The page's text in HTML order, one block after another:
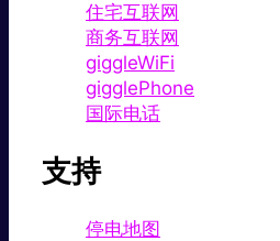
住宅互联网
商务互联网
giggleWiFi
gigglePhone
国际电话
支持
停电地图